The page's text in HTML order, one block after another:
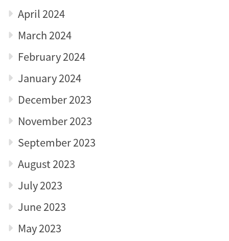
April 2024
March 2024
February 2024
January 2024
December 2023
November 2023
September 2023
August 2023
July 2023
June 2023
May 2023